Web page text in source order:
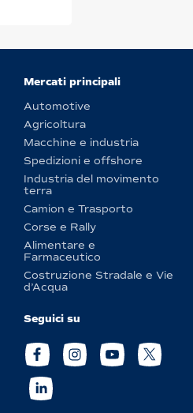
Mercati principali
Automotive
Agricoltura
Macchine e industria
Spedizioni e offshore
Industria del movimento
terra
Camion e Trasporto
Corse e Rally
Alimentare e
Farmaceutico
Costruzione Stradale e Vie
d’Acqua
Seguici su